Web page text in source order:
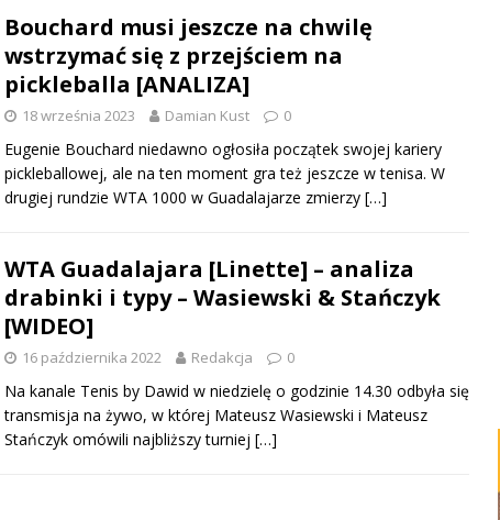
Bouchard musi jeszcze na chwilę
wstrzymać się z przejściem na
pickleballa [ANALIZA]
18 września 2023 Damian Kust 0
Eugenie Bouchard niedawno ogłosiła początek swojej kariery
pickleballowej, ale na ten moment gra też jeszcze w tenisa. W
drugiej rundzie WTA 1000 w Guadalajarze zmierzy […]
WTA Guadalajara [Linette] – analiza
drabinki i typy – Wasiewski & Stańczyk
[WIDEO]
16 października 2022 Redakcja 0
Na kanale Tenis by Dawid w niedzielę o godzinie 14.30 odbyła się
transmisja na żywo, w której Mateusz Wasiewski i Mateusz
Stańczyk omówili najbliższy turniej […]